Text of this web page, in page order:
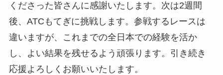
くださった皆さんに感謝いたします。次は2週間
後、ATCもてぎに挑戦します。参戦するレースは
違いますが、これまでの全日本での経験を活か
し、よい結果を残せるよう頑張ります。引き続き
応援よろしくお願いいたします。